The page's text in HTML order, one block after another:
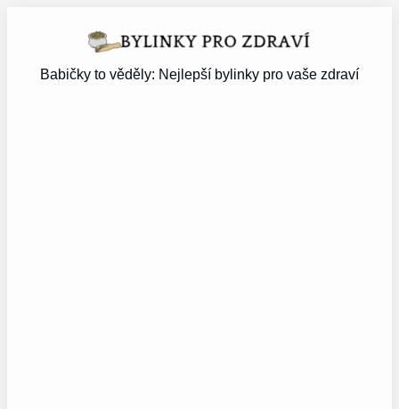
Babičky to věděly: Nejlepší bylinky pro vaše zdraví